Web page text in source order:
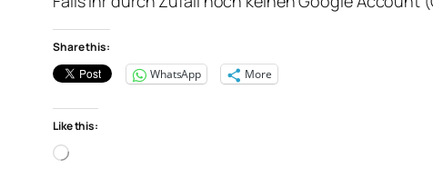
Share this:
WhatsApp
More
Like this:
Loading…